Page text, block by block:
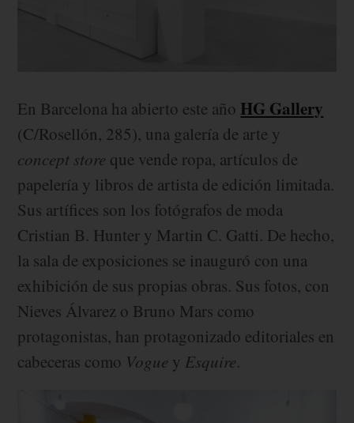
En Barcelona ha abierto este año HG Gallery
(C/Rosellón, 285), una galería de arte y
concept store que vende ropa, artículos de
papelería y libros de artista de edición limitada.
Sus artífices son los fotógrafos de moda
Cristian B. Hunter y Martin C. Gatti. De hecho,
la sala de exposiciones se inauguró con una
exhibición de sus propias obras. Sus fotos, con
Nieves Álvarez o Bruno Mars como
protagonistas, han protagonizado editoriales en
cabeceras como Vogue y Esquire.